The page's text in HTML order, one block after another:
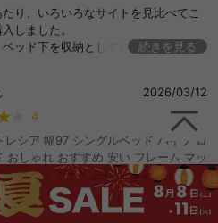
り、いろいろなサイトを見比べてこ
しました。
ッド下を収納としてたくさん使えそ
えていませんが、これからの新生活
続きを見る
2026/03/12
4
レシア 幅97 シングルベッド パイプ ロ
おしゃれ おすすめ 安い フレーム マッ
き ヘッドボード 宮棚 コンセント ベッ
コンパクト 小さい かわいい かっこい
策 一人暮らし ワンルーム ポケットコ